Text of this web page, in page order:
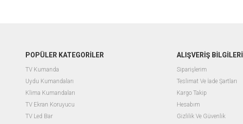
POPÜLER KATEGORİLER
TV Kumanda
Uydu Kumandaları
Klima Kumandaları
TV Ekran Koruyucu
TV Led Bar
ALIŞVERİŞ BİLGİLERİ
Siparişlerim
Teslimat Ve İade Şartları
Kargo Takip
Hesabım
Gizlilik Ve Güvenlik